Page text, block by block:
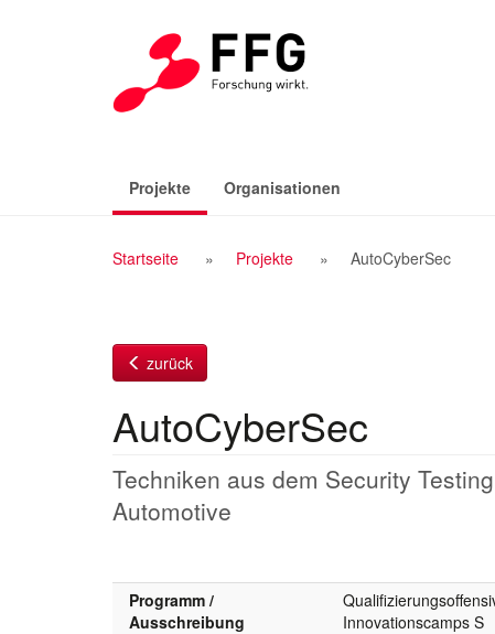
Projekte(aktiv)Organisationen
Breadcrumb
Startseite Projekte AutoCyberSec
zurück
AutoCyberSec
Techniken aus dem Security
Automotive
Programm /
Ausschreibung
Innovationscamps S